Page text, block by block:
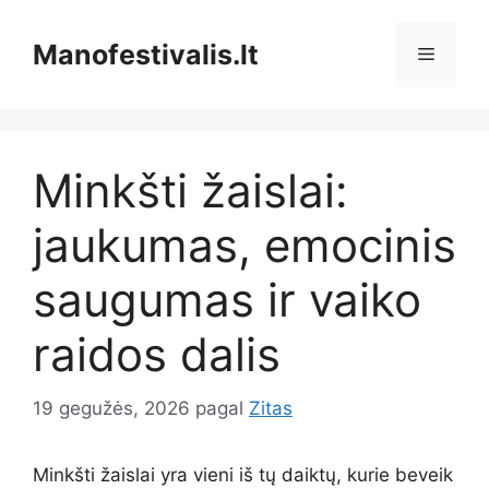
turinioManofestivalis.lt Meniu
Minkšti žaislai:
jaukumas, emocinis
saugumas ir vaiko
raidos dalis
19 gegužės, 2026 pagal Zitas
Minkšti žaislai yra vieni iš tų daiktų, kurie beveik